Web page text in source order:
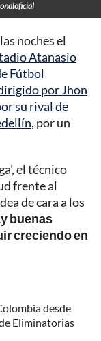
noches el
Atanasio
Fútbol
por Jhon
su rival de
, por un
el técnico
frente al
de cara a los
buenas
creciendo en
desde
Eliminatorias